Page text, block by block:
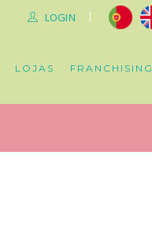
|
LOGIN
LOJAS FRANCHISING